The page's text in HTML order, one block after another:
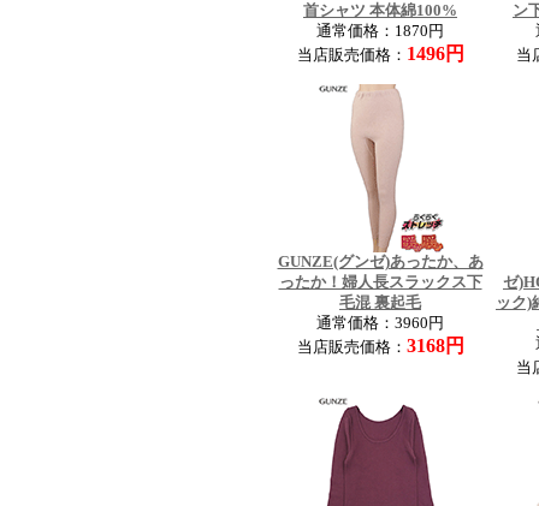
首シャツ 本体綿100%
通常価格：1870円
当店販売価格： 1496円
ン
当
GUNZE(グンゼ)あったか、あ
ったか！婦人長スラックス下
毛混 裏起毛
通常価格：3960円
当店販売価格： 3168円
ゼ
ック)
当